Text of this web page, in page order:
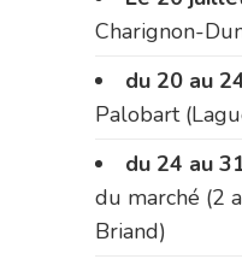
Charignon-
du 20 au
Palobart
du 24 au
du marché (2
Briand)